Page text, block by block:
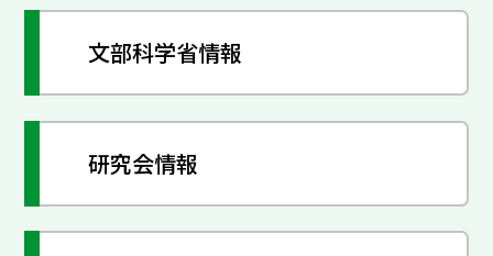
文部科学省情報
研究会情報